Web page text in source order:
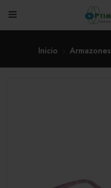
Inicio Armazones